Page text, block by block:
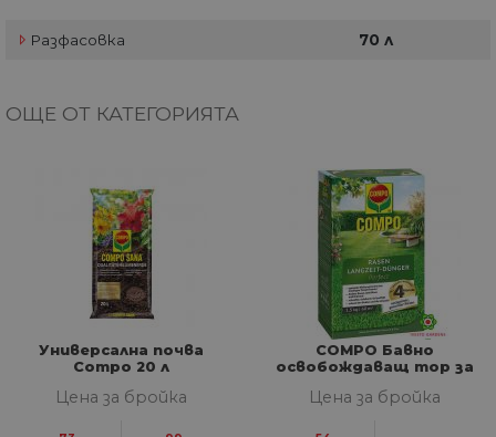
Разфасовка 70 л
ОЩЕ ОТ КАТЕГОРИЯТА
Универсална почва
Compo 20 л
Цена за бройка
COMPO Бавно
освобождаващ тор за
kg за 60 m2
Цена за бройка